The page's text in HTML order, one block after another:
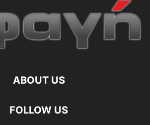
ABOUT US
FOLLOW US